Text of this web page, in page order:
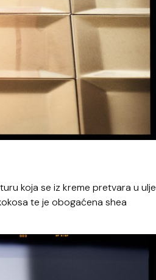
koja se iz kreme pretvara u ulje
te je obogaćena shea